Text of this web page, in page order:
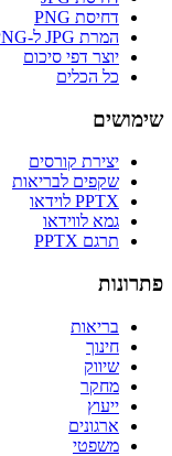
דחיסת PNG
המרת JPG ל-PNG
יוצר דפי סיכום
כל הכלים
שימושים
יצירת קורסים
שקפים לבריאות
PPTX לוידאו
גמא לווידאו
תרגם PPTX
פתרונות
בריאות
חינוך
שיווק
מחקר
ייעוץ
ארגונים
משפטי